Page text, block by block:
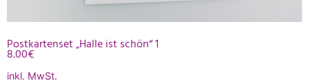
Postkartenset „Halle ist schön“ 1
8.00€
inkl. MwSt.